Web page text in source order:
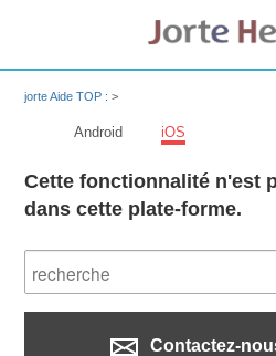
jorte Aide TOP :>
Android iOS
Cette fonctionnalité n'est
dans cette plate-forme.
Contactez-